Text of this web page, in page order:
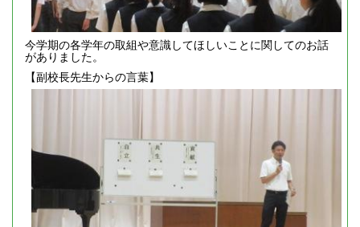
今学期の各学年の取組や意識してほしいことに関してのお話
がありました。
【副校長先生からの言葉】